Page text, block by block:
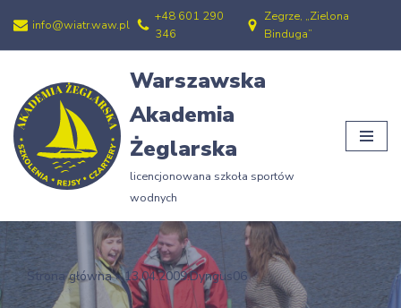
Przejdź
treści
info@wiatr.waw.pl
+48 601 290
346
Zegrze, „Zielona
Binduga”
Warszawska
Akademia
Żeglarska
licencjonowana szkoła sportów
wodnych
Strona główna»13.04.2009.Dyngus06